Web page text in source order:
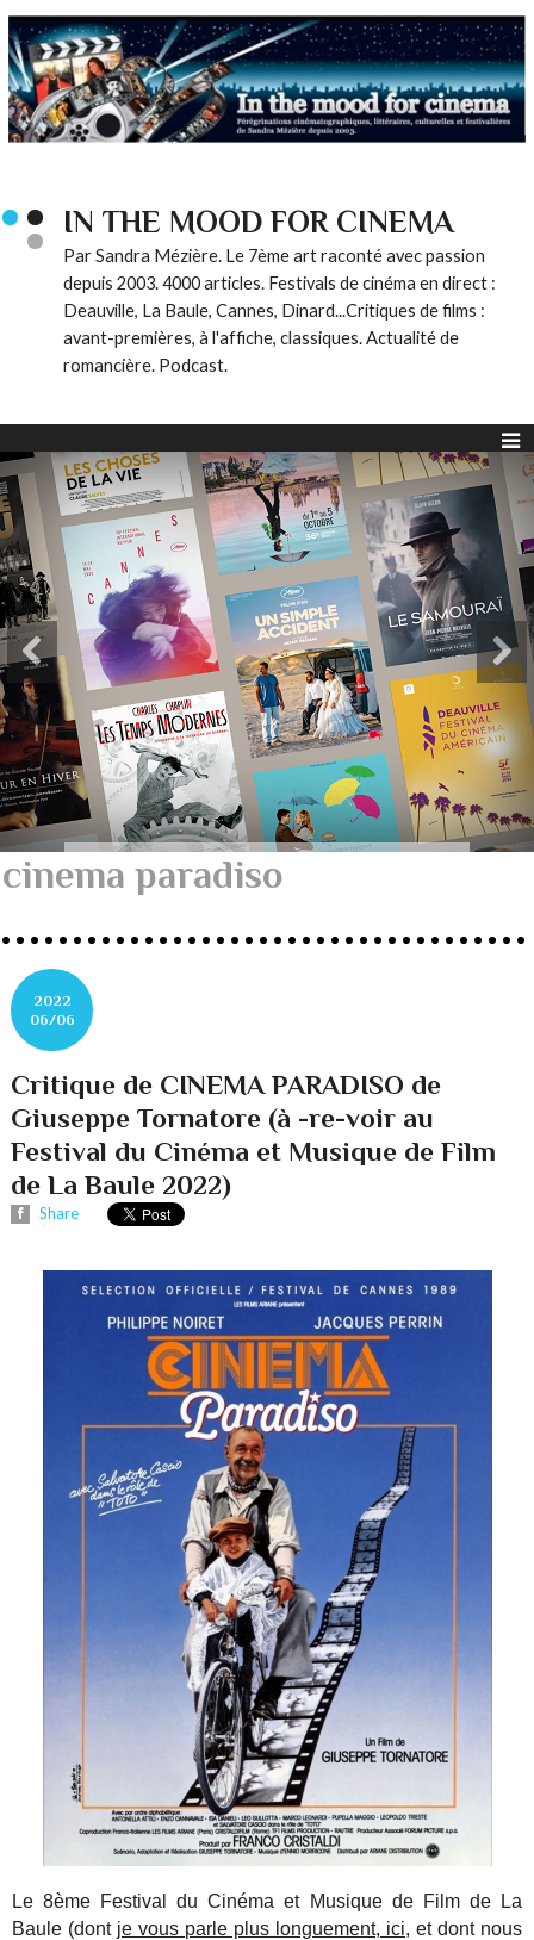
IN THE MOOD FOR CINEMA
Par Sandra Mézière. Le 7ème art raconté avec passion
depuis 2003. 4000 articles. Festivals de cinéma en direct :
Deauville, La Baule, Cannes, Dinard...Critiques de films :
avant-premières, à l'affiche, classiques. Actualité de
romancière. Podcast.
cinema paradiso
2022
06/06
Critique de CINEMA PARADISO de
Giuseppe Tornatore (à -re-voir au
Festival du Cinéma et Musique de Film
de La Baule 2022)
Share
Le 8ème Festival du Cinéma et Musique de Film de La
Baule (dont je vous parle plus longuement, ici, et dont nous